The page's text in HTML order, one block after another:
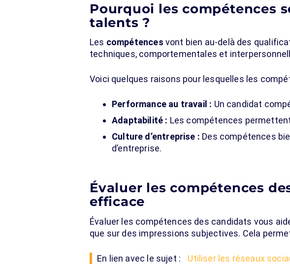
Pourquoi les compétences
talents ?
Les compétences vont bien au-delà des
techniques, comportementales et
Voici quelques raisons pour lesquelles les
Performance au travail : Un candidat
Adaptabilité : Les compétences
Culture d’entreprise : Des compétences
d’entreprise.
Évaluer les compétences
efficace
Évaluer les compétences des candidats vous
que sur des impressions subjectives. Cela
En lien avec le sujet : Utiliser les réseaux